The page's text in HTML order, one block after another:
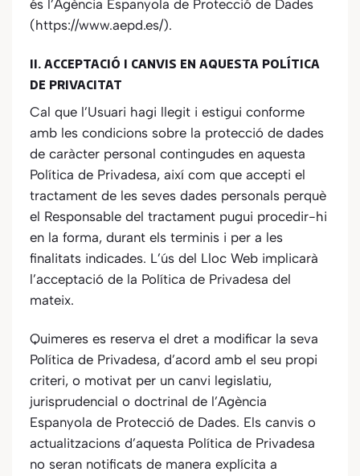
és l’Agència Espanyola de Protecció de Dades
(https://www.aepd.es/).
II. ACCEPTACIÓ I CANVIS EN AQUESTA POLÍTICA
DE PRIVACITAT
Cal que l’Usuari hagi llegit i estigui conforme
amb les condicions sobre la protecció de dades
de caràcter personal contingudes en aquesta
Política de Privadesa, així com que accepti el
tractament de les seves dades personals perquè
el Responsable del tractament pugui procedir-hi
en la forma, durant els terminis i per a les
finalitats indicades. L’ús del Lloc Web implicarà
l’acceptació de la Política de Privadesa del
mateix.
Quimeres es reserva el dret a modificar la seva
Política de Privadesa, d’acord amb el seu propi
criteri, o motivat per un canvi legislatiu,
jurisprudencial o doctrinal de l’Agència
Espanyola de Protecció de Dades. Els canvis o
actualitzacions d’aquesta Política de Privadesa
no seran notificats de manera explícita a